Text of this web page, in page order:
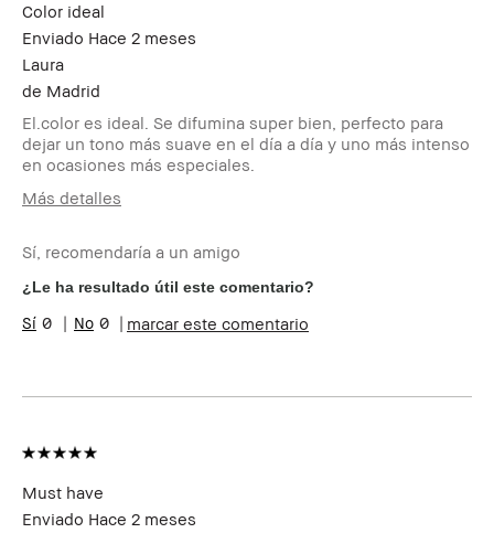
esta reseña?
Miembro del Bobbi
Brown Club
Soy miembro del Bobbi Brown
Color ideal
Enviado Hace 2 meses
Laura
de Madrid
El.color es ideal. Se difumina super bien, perfecto para
dejar un tono más suave en el día a día y uno más intenso
en ocasiones más especiales.
Más detalles
Tipo de piel
Normal
Preocupaciones de la
Envejecimiento
Beneficios del
Favorecedor y Natural, Fácil
Miembro del Bobbi
Sí, recomendaría a un amigo
¿Le ha resultado útil este comentario?
0 0 marcar este comentario
Must have
Enviado Hace 2 meses